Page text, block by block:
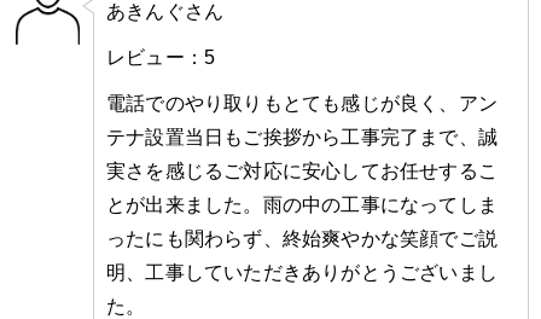
あきんぐさん
レビュー：5
電話でのやり取りもとても感じが良く、アン
テナ設置当日もご挨拶から工事完了まで、誠
実さを感じるご対応に安心してお任せするこ
とが出来ました。雨の中の工事になってしま
ったにも関わらず、終始爽やかな笑顔でご説
明、工事していただきありがとうございまし
た。